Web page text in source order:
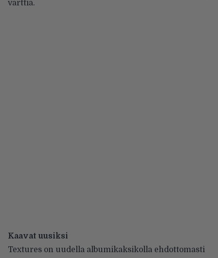
varttia.
Kaavat uusiksi
Textures on uudella albumikaksikolla ehdottomasti